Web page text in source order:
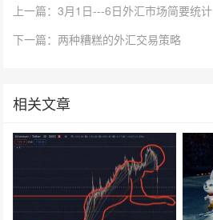
上一篇：3月1日---6日外汇市场简要统计
下一篇：两种糟糕的外汇交易策略
相关文章